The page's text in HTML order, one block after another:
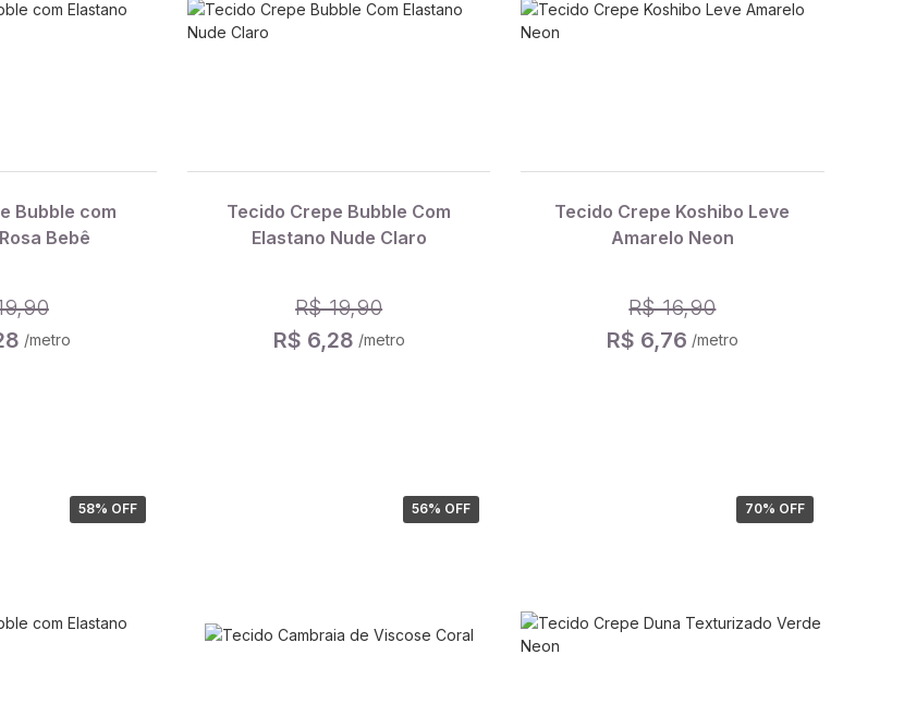
Bubble com
Bebê
/metro
Tecido Crepe Bubble Com
Elastano Nude Claro
R$ 19,90
R$ 6,28 /metro
Tecido Crepe Koshibo Leve
Amarelo Neon
R$ 16,90
R$ 6,76 /metro
58% OFF 56% OFF 70% OFF